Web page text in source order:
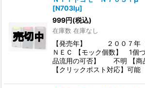
[N703Iμ]
999円(税込)
在庫数 在庫なし
【発売年】 ２００７年
ＮＥＣ 【モック個数】 1個
品流用の可否】 不明 【商
【クリックポスト対応】可能